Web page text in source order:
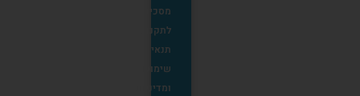
מסכים
לתקנון,
תנאי
שימוש
ומדיניות